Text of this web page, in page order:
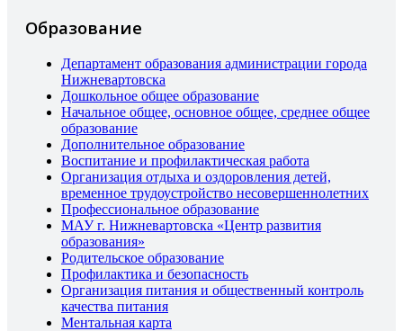
Образование
Департамент образования администрации города
Нижневартовска
Дошкольное общее образование
Начальное общее, основное общее, среднее общее
образование
Дополнительное образование
Воспитание и профилактическая работа
Организация отдыха и оздоровления детей,
временное трудоустройство несовершеннолетних
Профессиональное образование
МАУ г. Нижневартовска «Центр развития
образования»
Родительское образование
Профилактика и безопасность
Организация питания и общественный контроль
качества питания
Ментальная карта